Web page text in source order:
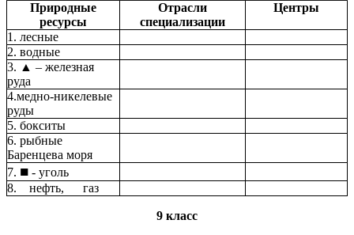
Природные
ресурсы
Отрасли
специализации
Центры
1. лесные
2. водные
3. ▲ – железная
руда
4.медно-никелевые
руды
5. бокситы
6. рыбные
Баренцева моря
7. ■ - уголь
8. нефть, газ
9 класс